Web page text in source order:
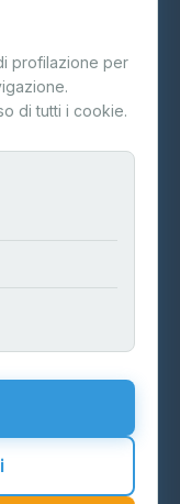
profilazione per
di tutti i cookie.